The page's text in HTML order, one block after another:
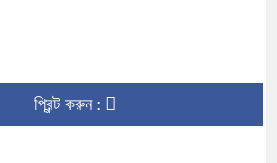
প্রিন্ট করুন :